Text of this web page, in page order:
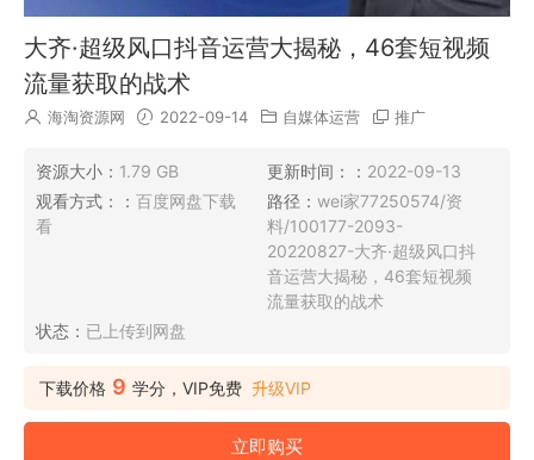
大齐·超级风口抖音运营大揭秘，46套短视频
流量获取的战术
海淘资源网 2022-09-14 自媒体运营 推广
资源大小： 1.79 GB 更新时间：： 2022-09-13
观看方式：： 百度网盘下载
看
路径： wei家77250574/资
料/100177-2093-
20220827-大齐·超级风口抖
音运营大揭秘，46套短视频
流量获取的战术
状态： 已上传到网盘
下载价格 9 学分，VIP免费 升级VIP
立即购买